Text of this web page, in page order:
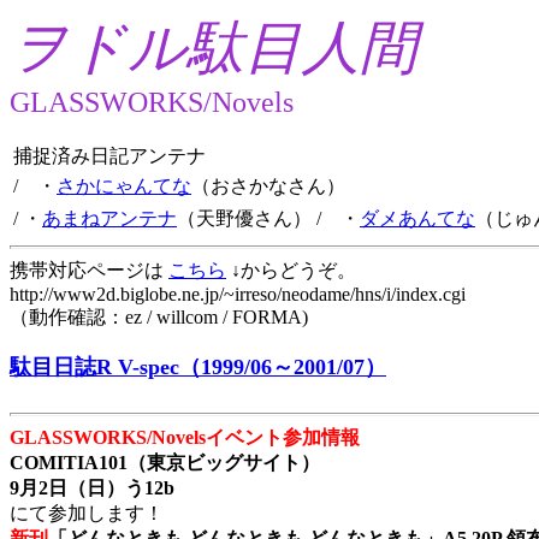
ヲドル駄目人間
GLASSWORKS/Novels
捕捉済み日記アンテナ
/ ・ さかにゃんてな （おさかなさん）
/ ・ あまねアンテナ （天野優さん） / ・ ダメあんてな （じ
携帯対応ページは こちら ↓からどうぞ。
http://www2d.biglobe.ne.jp/~irreso/neodame/hns/i/index.cgi
（動作確認：ez / willcom / FORMA)
駄目日誌R V-spec（1999/06～2001/07）
GLASSWORKS/Novelsイベント参加情報
COMITIA101（東京ビッグサイト）
9月2日（日）う12b
にて参加します！